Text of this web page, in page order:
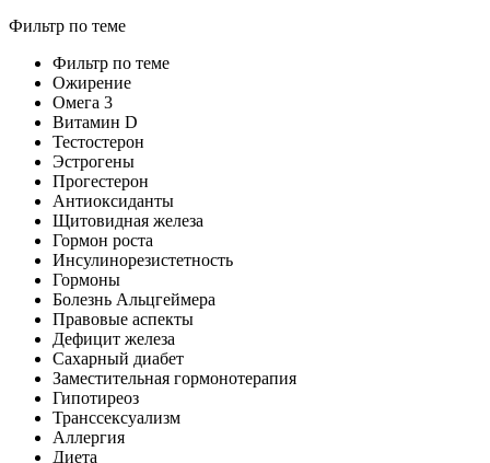
Фильтр по теме
Фильтр по теме
Ожирение
Омега 3
Витамин D
Тестостерон
Эстрогены
Прогестерон
Антиоксиданты
Щитовидная железа
Гормон роста
Инсулинорезистетность
Гормоны
Болезнь Альцгеймера
Правовые аспекты
Дефицит железа
Сахарный диабет
Заместительная гормонотерапия
Гипотиреоз
Транссексуализм
Аллергия
Диета